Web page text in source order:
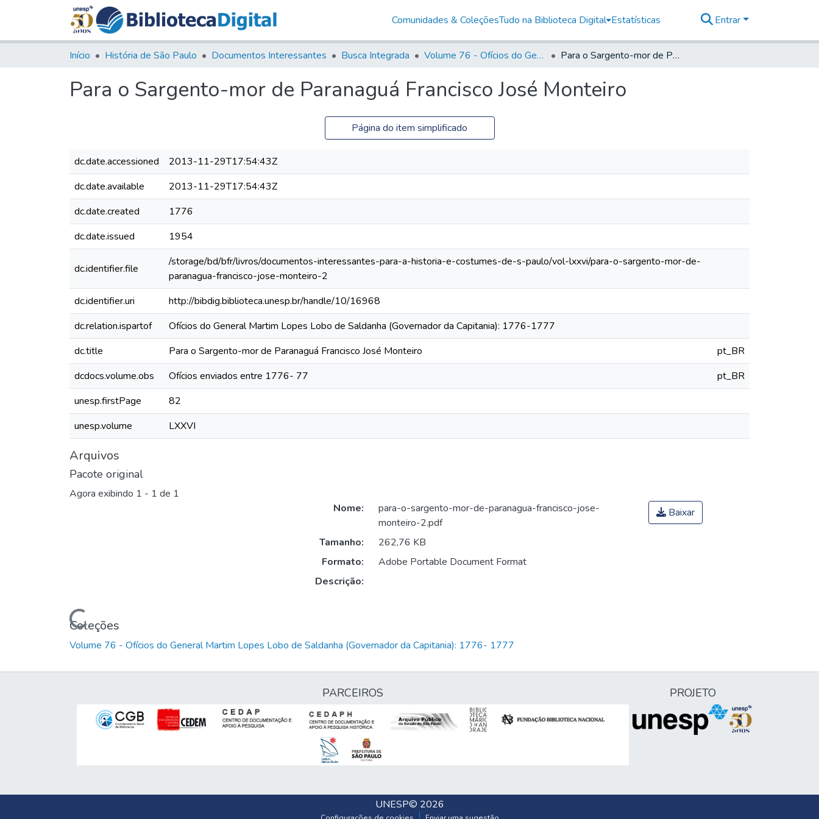
Comunidades & ColeçõesTudo na Biblioteca Digital Estatísticas Entrar
Início História de São Paulo Documentos Interessantes Busca Integrada Volume 76 - Ofícios do General Martim Lopes Lobo de Saldanha (Governador da Capitania): 1776- 1777 Para o Sargento-mor de Paranaguá Francisco José Monteiro
Para o Sargento-mor de Paranaguá Francisco José Monteiro
Página do item simplificado
dc.date.accessioned
2013-11-29T17:54:43Z
dc.date.available
2013-11-29T17:54:43Z
dc.date.created
1776
dc.date.issued
1954
dc.identifier.file
/storage/bd/bfr/livros/documentos-interessantes-para-a-historia-e-costumes-de-s-paulo/vol-lxxvi/para-o-sargento-mor-de-
paranagua-francisco-jose-monteiro-2
dc.identifier.uri
http://bibdig.biblioteca.unesp.br/handle/10/16968
dc.relation.ispartof
Ofícios do General Martim Lopes Lobo de Saldanha (Governador da Capitania): 1776-1777
dc.title
Para o Sargento-mor de Paranaguá Francisco José Monteiro
pt_BR
dcdocs.volume.obs
Ofícios enviados entre 1776- 77
pt_BR
unesp.firstPage
82
unesp.volume
LXXVI
Arquivos
Pacote original
Agora exibindo 1 - 1 de 1
Carregando...
Nome:
para-o-sargento-mor-de-paranagua-francisco-jose-
monteiro-2.pdf
Tamanho:
262,76 KB
Formato:
Adobe Portable Document Format
Descrição:
Baixar
Coleções
Volume 76 - Ofícios do General Martim Lopes Lobo de Saldanha (Governador da Capitania): 1776- 1777
PARCEIROS PROJETO
UNESP© 2026